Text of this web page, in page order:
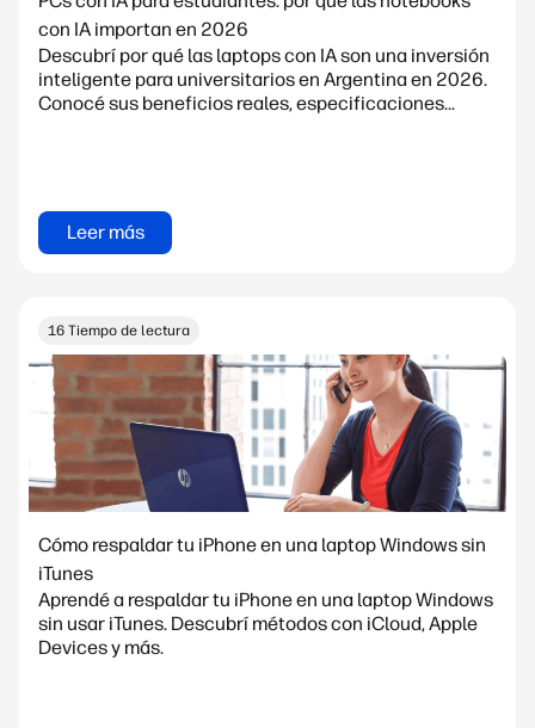
con IA importan en 2026
Descubrí por qué las laptops con IA son una inversión
inteligente para universitarios en Argentina en 2026.
Conocé sus beneficios reales, especificaciones...
Leer más
16 Tiempo de lectura
Cómo respaldar tu iPhone en una laptop Windows sin
iTunes
Aprendé a respaldar tu iPhone en una laptop Windows
sin usar iTunes. Descubrí métodos con iCloud, Apple
Devices y más.